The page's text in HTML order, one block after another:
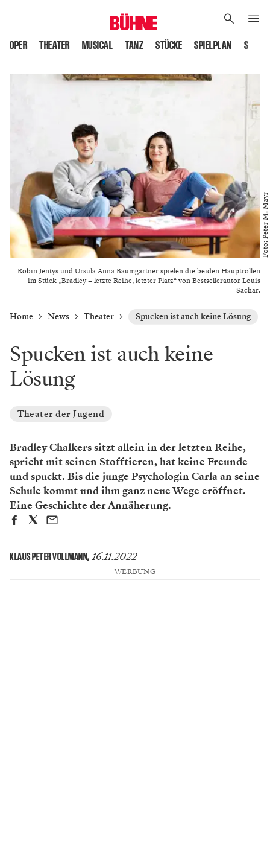
OPER THEATER MUSICAL TANZ STÜCKE SPIELPLAN
Robin Jentys und Ursula Anna Baumgartner spielen die beiden Hauptrollen
im Stück „Bradley – letzte Reihe, letzter Platz“ von Bestsellerautor Louis
Sachar.
Foto: Peter M. Mayr
Home News Theater Spucken ist auch keine Lösung
Spucken ist auch keine
Lösung
Theater der Jugend
Bradley Chalkers sitzt allein in der letzten Reihe,
spricht mit seinen Stofftieren, hat keine Freunde
und spuckt. Bis die junge Psychologin Carla an seine
Schule kommt und ihm ganz neue Wege eröffnet.
Eine Geschichte der Annäherung.
KLAUS PETER VOLLMANN, 16.11.2022
WERBUNG